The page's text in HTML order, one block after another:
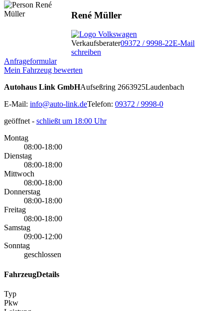
René Müller
Verkaufsberater09372 / 9998-22E-Mail
schreiben
Anfrageformular
Mein Fahrzeug bewerten
Autohaus Link GmbHAufseßring 2663925Laudenbach
E-Mail: info@auto-link.deTelefon: 09372 / 9998-0
geöffnet-
schließt um 18:00 Uhr
Montag
08:00-18:00
Dienstag
08:00-18:00
Mittwoch
08:00-18:00
Donnerstag
08:00-18:00
Freitag
08:00-18:00
Samstag
09:00-12:00
Sonntag
geschlossen
FahrzeugDetails
Typ
Pkw